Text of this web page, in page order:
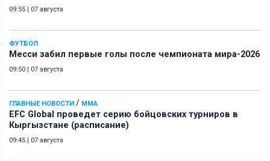
09:55 | 07 августа
ФУТБОЛ
Месси забил первые голы после чемпионата мира-2026
09:50 | 07 августа
ГЛАВНЫЕ НОВОСТИ / ММА
EFC Global проведет серию бойцовских турниров в
Кыргызстане (расписание)
09:45 | 07 августа